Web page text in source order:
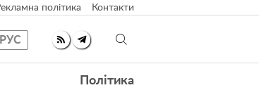
політика Контакти
РУС
Політика